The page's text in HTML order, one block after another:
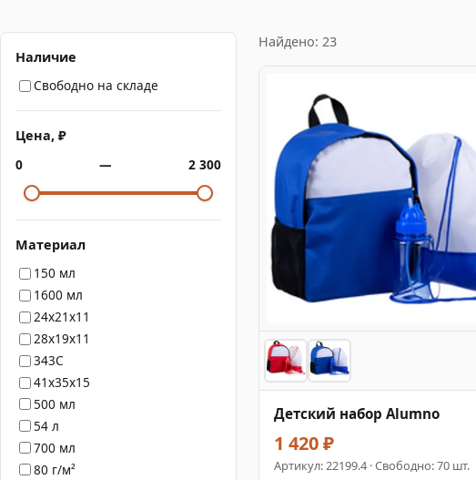
Наличие
Свободно на складе
Цена, ₽
0
— 2 300
Материал
150 мл
1600 мл
24x21x11
28x19x11
343C
41x35x15
500 мл
54 л
700 мл
80 г/м²
Найдено: 23
Детский набор Alumno
1 420 ₽
Артикул:22199.4 · Свободно: 70 шт.